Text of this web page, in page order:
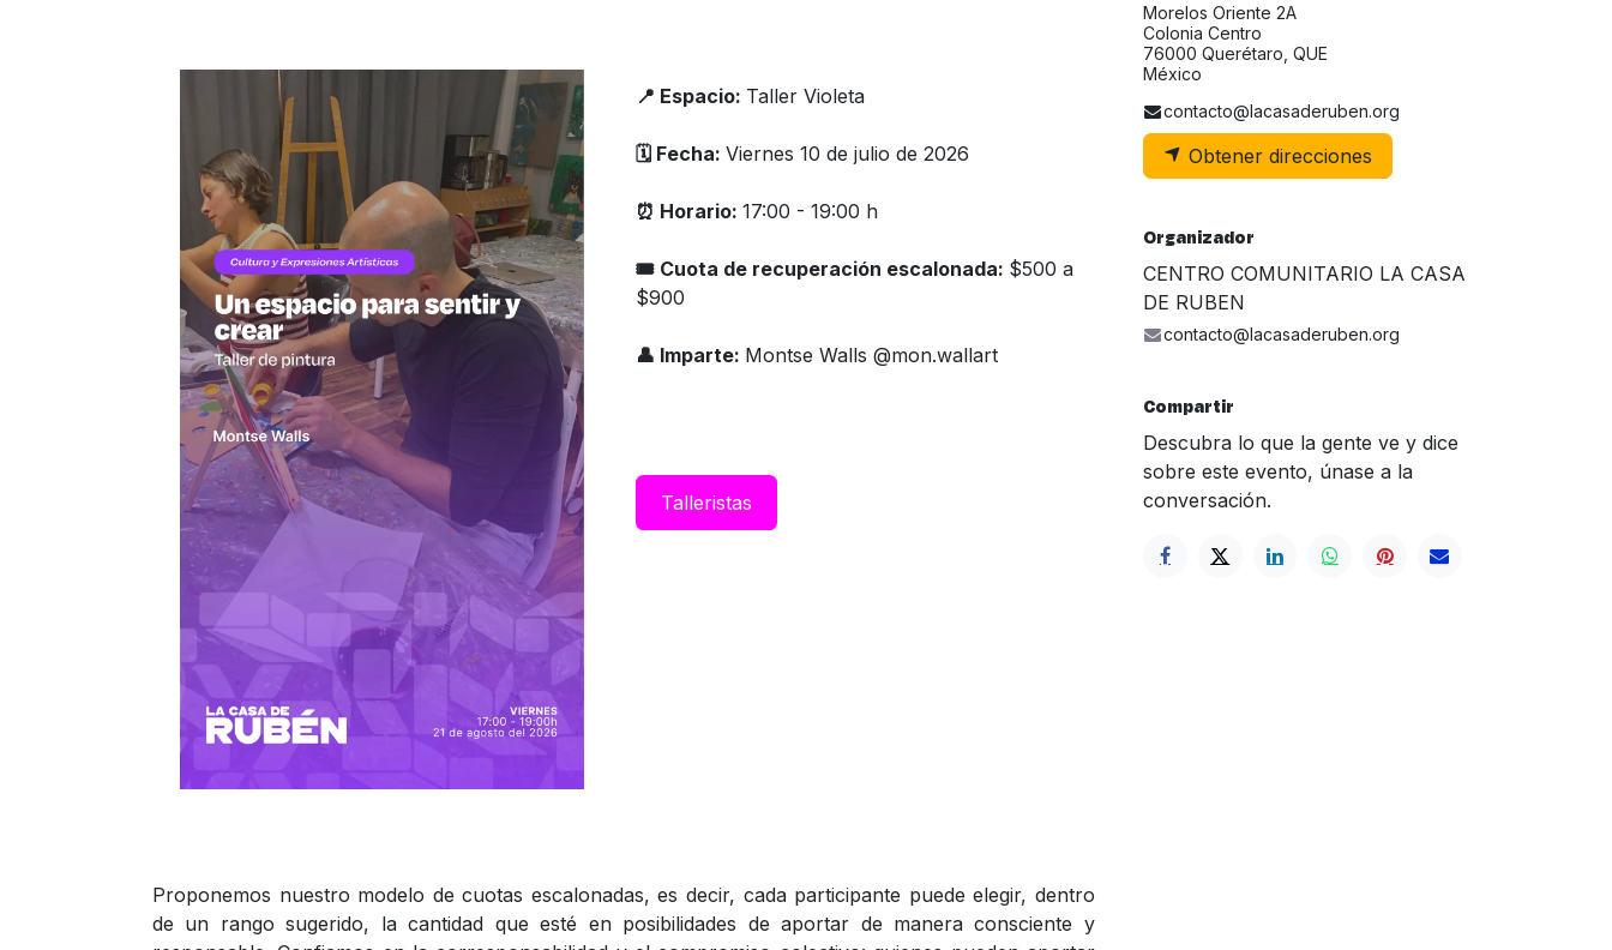
📍 Espacio: Taller Violeta
🗓️ Fecha: Viernes 10 de julio de 2026
⏰ Horario: 17:00 - 19:00 h
🎟 Cuota de recuperación escalonada: $500 a
$900
👤 Imparte: Montse Walls @mon.wallart
Taller​istas
Proponemos nuestro modelo de cuotas escalonadas, es decir, cada participante puede elegir, dentro
de un rango sugerido, la cantidad que esté en posibilidades de aportar de manera consciente y
Morelos Oriente 2A
Colonia Centro
76000 Querétaro, QUE
México
contacto@lacasaderuben.org
Obtener direcciones
Organizador
CENTRO COMUNITARIO LA CASA
DE RUBEN
contacto@lacasaderuben.org
Compartir
Descubra lo que la gente ve y dice
sobre este evento, únase a la
conversación.